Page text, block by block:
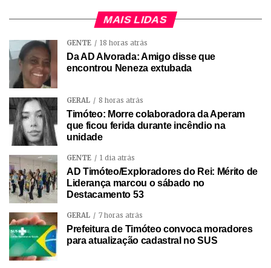
MAIS LIDAS
GENTE 18 horas atrás
Da AD Alvorada: Amigo disse que
encontrou Neneza extubada
GERAL 8 horas atrás
Timóteo: Morre colaboradora da Aperam
que ficou ferida durante incêndio na
unidade
GENTE 1 dia atrás
AD Timóteo/Exploradores do Rei: Mérito de
Liderança marcou o sábado no
Destacamento 53
GERAL 7 horas atrás
Prefeitura de Timóteo convoca moradores
para atualização cadastral no SUS